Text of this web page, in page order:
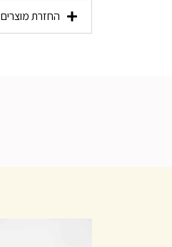
החזרת מוצרים